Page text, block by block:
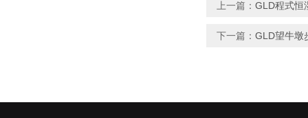
上一篇： GLD程式恒
下一篇： GLD望牛墩